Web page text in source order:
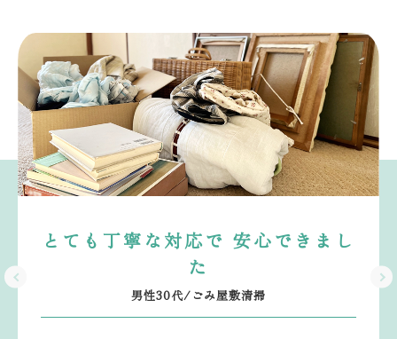
とても丁寧な対応で 安心できまし
た
男性30代/ごみ屋敷清掃